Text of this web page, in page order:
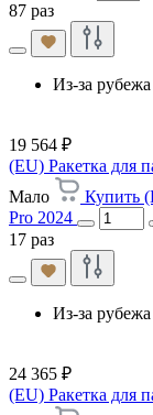
87 раз
Из-за рубежа
19 564 ₽
(EU) Ракетка для
Мало
Купить
Pro 2024
17 раз
Из-за рубежа
24 365 ₽
(EU) Ракетка для